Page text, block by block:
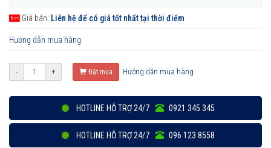
Giá bán: Liên hệ để có giá tốt nhất tại thời điểm
Hướng dẫn mua hàng
- + Đặt mua Hướng dẫn mua hàng
HOTLINE HỖ TRỢ 24/7 0921 345 345
HOTLINE HỖ TRỢ 24/7 096 123 8558